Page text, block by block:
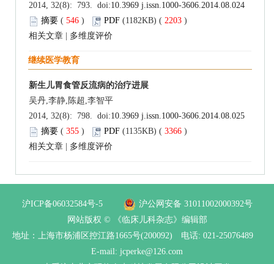
2014, 32(8): 793. doi:10.3969 j.issn.1000-3606.2014.08.024
摘要 ( 546 ) PDF (1182KB) ( 2203 )
相关文章
多维度评价
继续医学教育
新生儿胃食管反流病的治疗进展
吴丹,李静,陈超,李智平
2014, 32(8): 798. doi:10.3969 j.issn.1000-3606.2014.08.025
摘要 ( 355 ) PDF (1135KB) ( 3366 )
相关文章
多维度评价
沪ICP备06032584号-5
沪公网安备 31011002000392号
网站版权 © 《临床儿科杂志》编辑部
地址：上海市杨浦区控江路1665号(200092) 电话: 021-25076489
E-mail: jcperke@126.com